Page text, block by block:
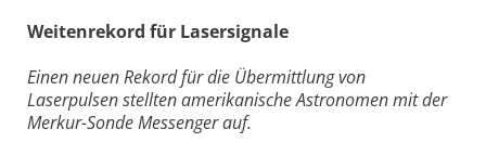
Weitenrekord für Lasersignale
Einen neuen Rekord für die Übermittlung von
Laserpulsen stellten amerikanische Astronomen mit der
Merkur-Sonde Messenger auf.